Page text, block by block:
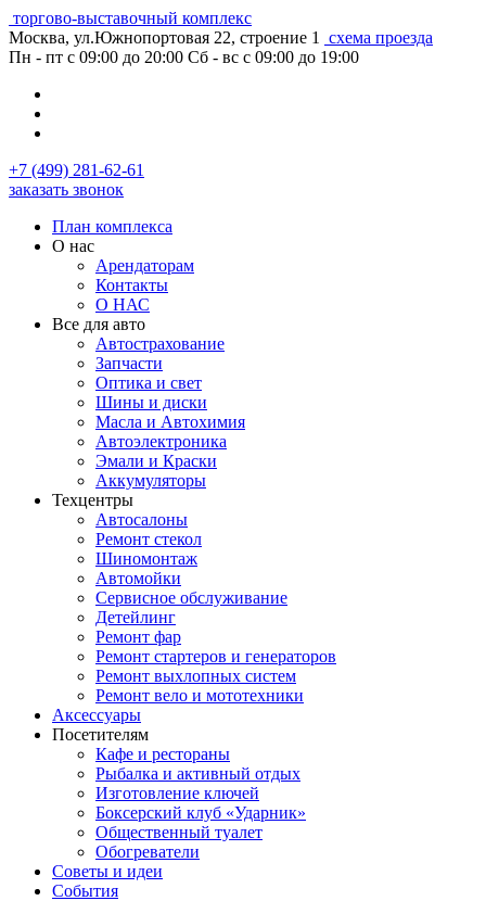
торгово-выставочный комплекс
Москва, ул.Южнопортовая 22, строение 1
схема проезда
Пн - пт с 09:00 до 20:00 Сб - вс с 09:00 до 19:00
+7 (499) 281-62-61
заказать звонок
План комплекса
О нас
Арендаторам
Контакты
О НАС
Все для авто
Автострахование
Запчасти
Оптика и свет
Шины и диски
Масла и Автохимия
Автоэлектроника
Эмали и Краски
Аккумуляторы
Техцентры
Автосалоны
Ремонт стекол
Шиномонтаж
Автомойки
Сервисное обслуживание
Детейлинг
Ремонт фар
Ремонт стартеров и генераторов
Ремонт выхлопных систем
Ремонт вело и мототехники
Аксессуары
Посетителям
Кафе и рестораны
Рыбалка и активный отдых
Изготовление ключей
Боксерский клуб «Ударник»
Общественный туалет
Обогреватели
Советы и идеи
События